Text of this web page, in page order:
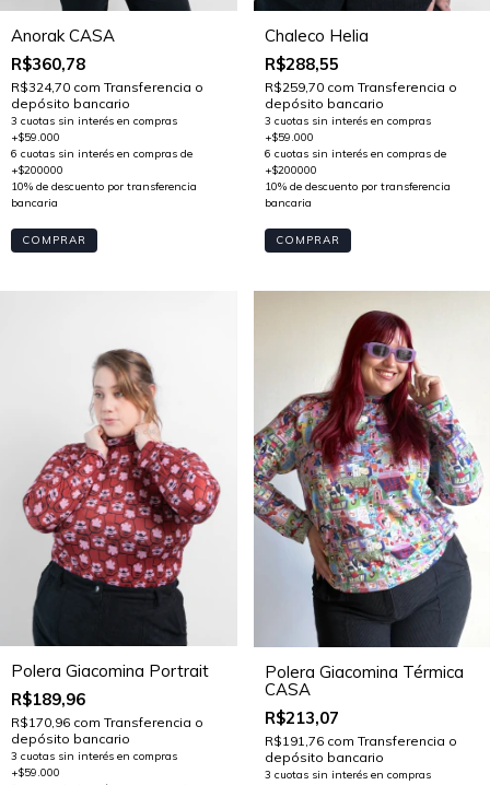
Anorak CASA
R$360,78
R$324,70 com Transferencia o
depósito bancario
COMPRAR
Chaleco Helia
R$288,55
R$259,70 com Transferencia o
depósito bancario
COMPRAR
Polera Giacomina Portrait
R$189,96
R$170,96 com Transferencia o
depósito bancario
Polera Giacomina Térmica
CASA
R$213,07
R$191,76 com Transferencia o
depósito bancario